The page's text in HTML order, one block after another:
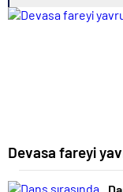
Devasa fareyi